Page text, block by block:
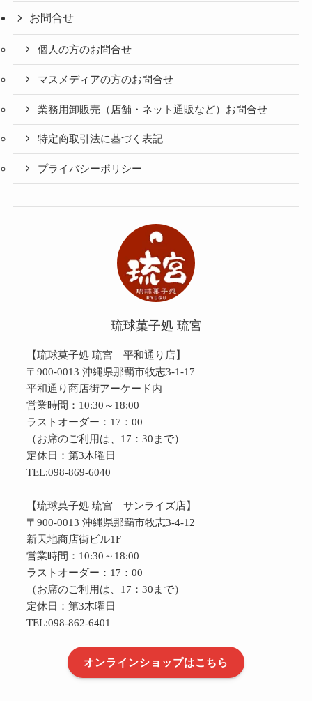
お問合せ
個人の方のお問合せ
マスメディアの方のお問合せ
業務用卸販売（店舗・ネット通販など）お問合せ
特定商取引法に基づく表記
プライバシーポリシー
琉球菓子処 琉宮
【琉球菓子処 琉宮 平和通り店】
〒900-0013 沖縄県那覇市牧志3-1-17
平和通り商店街アーケード内
営業時間：10:30～18:00
ラストオーダー：17：00
（お席のご利用は、17：30まで）
定休日：第3木曜日
TEL:098-869-6040
【琉球菓子処 琉宮 サンライズ店】
〒900-0013 沖縄県那覇市牧志3-4-12
新天地商店街ビル1F
営業時間：10:30～18:00
ラストオーダー：17：00
（お席のご利用は、17：30まで）
定休日：第3木曜日
TEL:098-862-6401
オンラインショップはこちら